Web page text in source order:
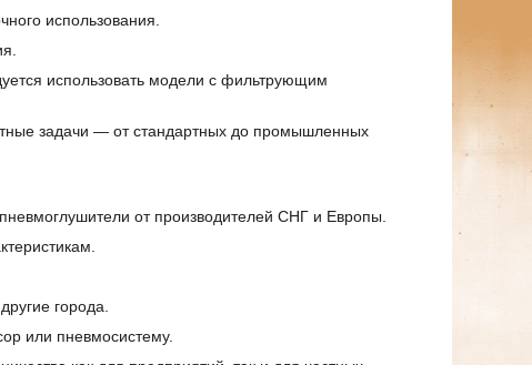
использования.
использовать модели с фильтрующим
задачи — от стандартных до промышленных
от производителей СНГ и Европы.
города.
или пневмосистему.